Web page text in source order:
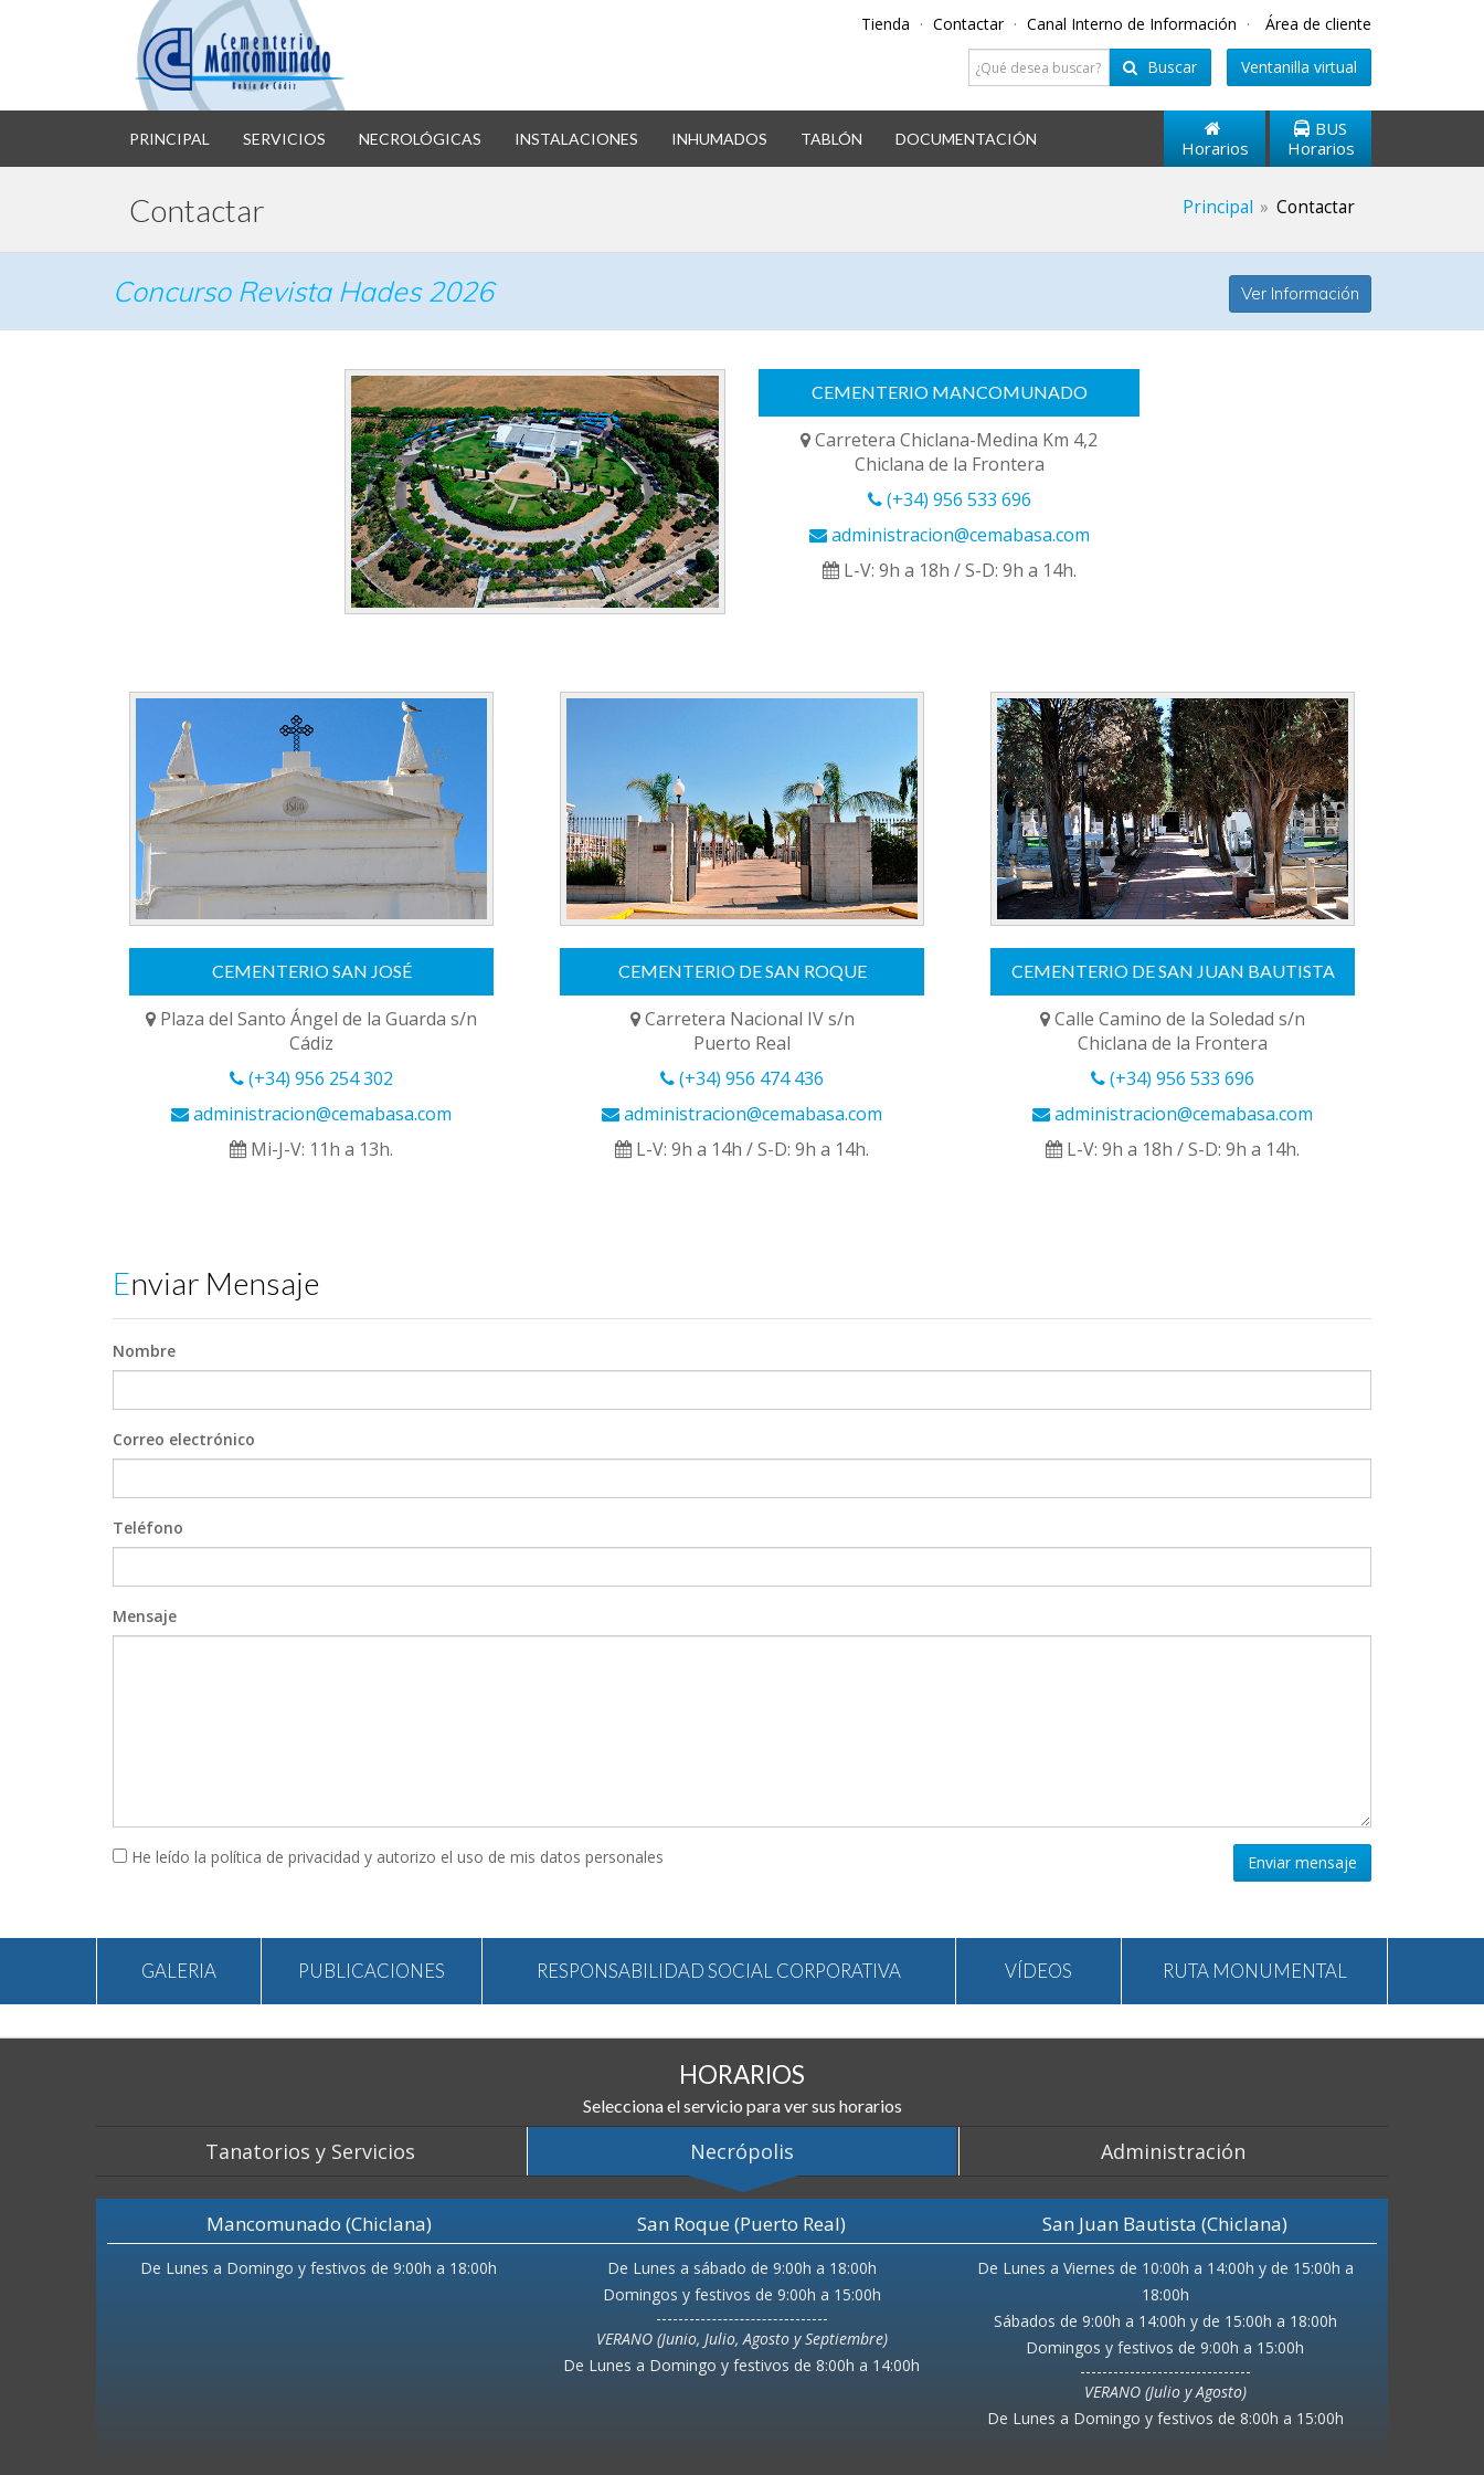
Tienda · Contactar · Canal Interno de Información · Área de cliente
Buscar Ventanilla virtual
Horarios
BUS
Horarios
PRINCIPAL SERVICIOS NECROLÓGICAS INSTALACIONES INHUMADOS TABLÓN DOCUMENTACIÓN
Contactar Principal Contactar
Concurso Revista Hades 2026 Ver Información
CEMENTERIO MANCOMUNADO
Carretera Chiclana-Medina Km 4,2
Chiclana de la Frontera
(+34) 956 533 696
administracion@cemabasa.com
L-V: 9h a 18h / S-D: 9h a 14h.
CEMENTERIO SAN JOSÉ
Plaza del Santo Ángel de la Guarda s/n
Cádiz
(+34) 956 254 302
administracion@cemabasa.com
Mi-J-V: 11h a 13h.
CEMENTERIO DE SAN ROQUE
Carretera Nacional IV s/n
Puerto Real
(+34) 956 474 436
administracion@cemabasa.com
L-V: 9h a 14h / S-D: 9h a 14h.
CEMENTERIO DE SAN JUAN BAUTISTA
Calle Camino de la Soledad s/n
Chiclana de la Frontera
(+34) 956 533 696
administracion@cemabasa.com
L-V: 9h a 18h / S-D: 9h a 14h.
Enviar Mensaje
Nombre
Correo electrónico
Teléfono
Mensaje
He leído la política de privacidad y autorizo el uso de mis datos personales Enviar mensaje
GALERIA PUBLICACIONES RESPONSABILIDAD SOCIAL CORPORATIVA VÍDEOS RUTA MONUMENTAL
HORARIOS
Selecciona el servicio para ver sus horarios
Tanatorios y Servicios Necrópolis Administración
Mancomunado (Chiclana)
De Lunes a Domingo y festivos de 9:00h a 18:00h
San Roque (Puerto Real)
De Lunes a sábado de 9:00h a 18:00h
Domingos y festivos de 9:00h a 15:00h
VERANO (Junio, Julio, Agosto y Septiembre)
De Lunes a Domingo y festivos de 8:00h a 14:00h
San Juan Bautista (Chiclana)
De Lunes a Viernes de 10:00h a 14:00h y de 15:00h a
18:00h
Sábados de 9:00h a 14:00h y de 15:00h a 18:00h
Domingos y festivos de 9:00h a 15:00h
VERANO (Julio y Agosto)
De Lunes a Domingo y festivos de 8:00h a 15:00h